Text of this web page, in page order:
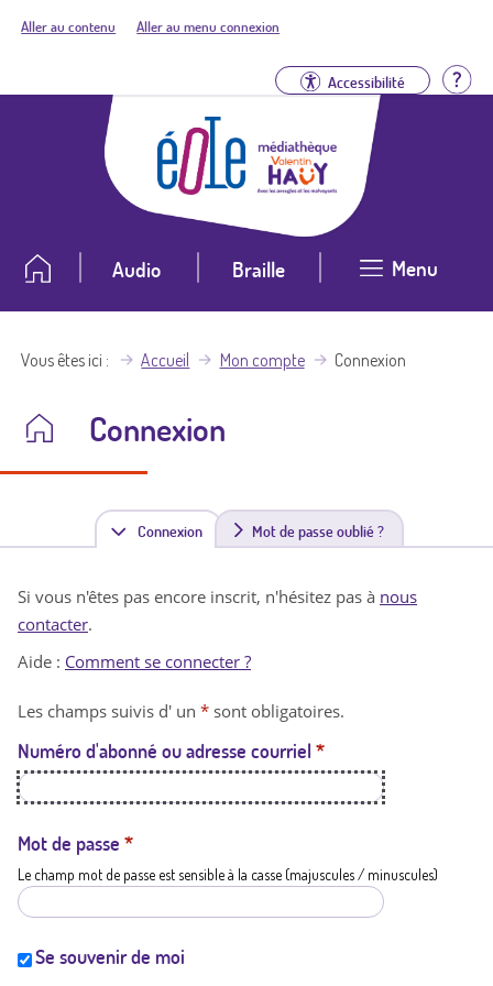
Aller au contenu Aller au menu connexion
Accessibilité
Audio Braille Menu
Vous êtes ici Accueil Mon compte Connexion
Connexion
Connexion(
n
t
a
t
i
Mot de passe oublié ?
Si vous n'êtes pas encore inscrit, n'hésitez pas à nous
contacter.
Aide : Comment se connecter ?
Les champs suivis d' un * sont obligatoires.
Numéro d'abonné ou adresse courriel *
Mot de passe *
Le champ mot de passe est sensible à la casse (majuscules / minuscules)
Se souvenir de moi